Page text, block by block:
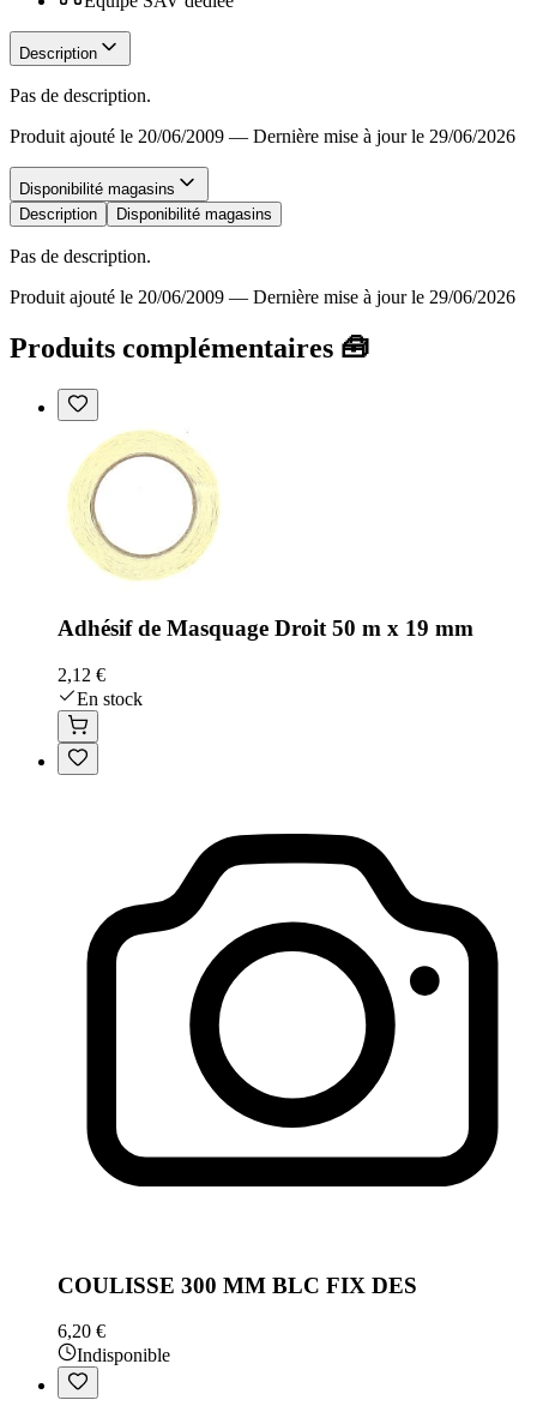
Description
Pas de description.
Produit ajouté le 20/06/2009 — Dernière mise à jour le 29/06/2026
Disponibilité magasins
Description
Disponibilité magasins
Pas de description.
Produit ajouté le 20/06/2009 — Dernière mise à jour le 29/06/2026
Produits complémentaires 🧰
Adhésif de Masquage Droit 50 m x 19 mm
2,12 €
En stock
COULISSE 300 MM BLC FIX DES
6,20 €
Indisponible